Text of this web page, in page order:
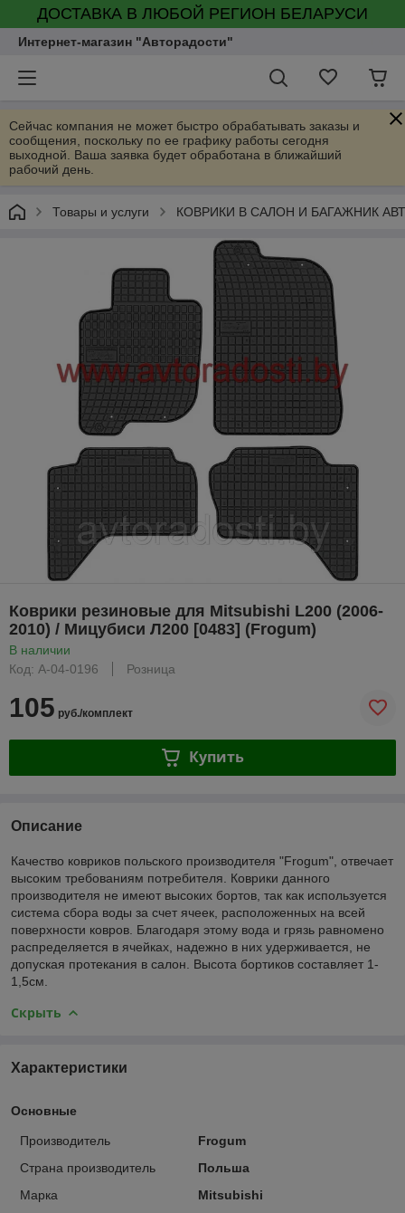
ДОСТАВКА В ЛЮБОЙ РЕГИОН БЕЛАРУСИ
Интернет-магазин "Авторадости"
Сейчас компания не может быстро обрабатывать заказы и
сообщения, поскольку по ее графику работы сегодня
выходной. Ваша заявка будет обработана в ближайший
рабочий день.
Товары и услуги КОВРИКИ В САЛОН И БАГАЖНИК
Коврики резиновые для Mitsubishi L200 (2006-
2010) / Мицубиси Л200 [0483] (Frogum)
В наличии
Код: A-04-0196
Розница
105 руб./комплект
Купить
Описание
Качество ковриков польского производителя "Frogum", отвечает
высоким требованиям потребителя. Коврики данного
производителя не имеют высоких бортов, так как используется
система сбора воды за счет ячеек, расположенных на всей
поверхности ковров. Благодаря этому вода и грязь равномено
распределяется в ячейках, надежно в них удерживается, не
допуская протекания в салон. Высота бортиков составляет 1-
1,5см.
Скрыть
Характеристики
Основные
Производитель
Frogum
Страна производитель
Польша
Марка
Mitsubishi